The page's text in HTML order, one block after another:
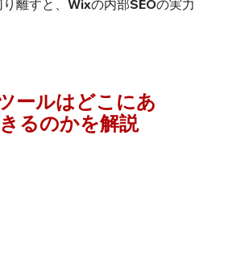
離すと、Wixの内部SEOの実力
ールはどこにあ
るのかを解説